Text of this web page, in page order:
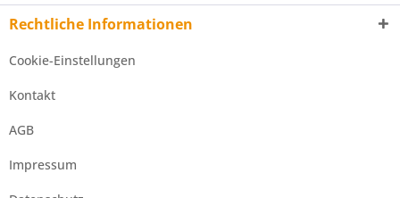
Rechtliche Informationen
Cookie-Einstellungen
Kontakt
AGB
Impressum